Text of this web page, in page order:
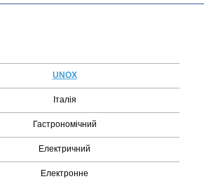
UNOX
Італія
Гастрономічний
Електричний
Електронне